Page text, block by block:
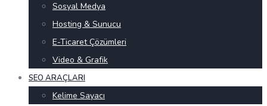
Sosyal Medya
Hosting & Sunucu
E-Ticaret Çözümleri
Video & Grafik
SEO ARAÇLARI
Kelime Sayacı